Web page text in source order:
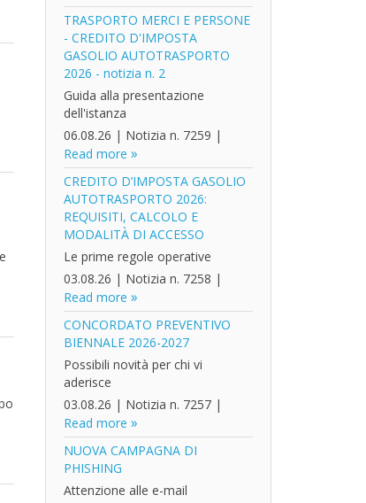
TRASPORTO MERCI E PERSONE
- CREDITO D'IMPOSTA
GASOLIO AUTOTRASPORTO
2026 - notizia n. 2
Guida alla presentazione
dell'istanza
06.08.26 | Notizia n. 7259 |
Read more
CREDITO D’IMPOSTA GASOLIO
AUTOTRASPORTO 2026:
REQUISITI, CALCOLO E
MODALITÀ DI ACCESSO
Le prime regole operative
03.08.26 | Notizia n. 7258 |
Read more
CONCORDATO PREVENTIVO
BIENNALE 2026-2027
Possibili novità per chi vi
aderisce
03.08.26 | Notizia n. 7257|
Read more
NUOVA CAMPAGNA DI
PHISHING
Attenzione alle e-mail